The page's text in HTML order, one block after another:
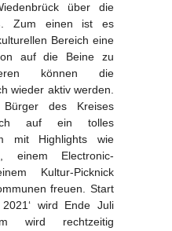
über die
Zum einen ist es
Bereich eine
auf die Beine zu
können die
wieder aktiv werden.
des Kreises
auf ein tolles
mit Highlights wie
einem Electronic-
Kultur-Picknick
freuen. Start
wird Ende Juli
wird rechtzeitig